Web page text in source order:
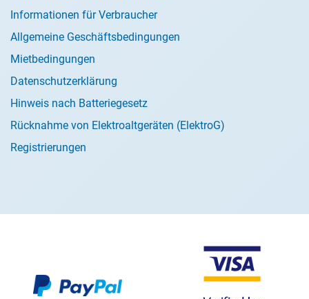
Informationen für Verbraucher
Allgemeine Geschäftsbedingungen
Mietbedingungen
Datenschutzerklärung
Hinweis nach Batteriegesetz
Rücknahme von Elektroaltgeräten (ElektroG)
Registrierungen